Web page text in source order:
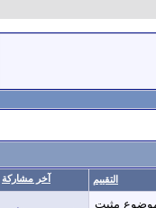
التقييم آخر مشاركة